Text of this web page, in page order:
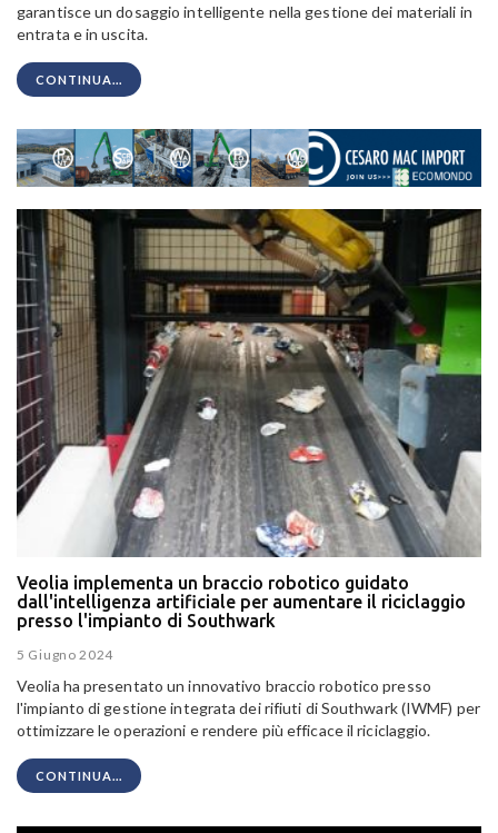
garantisce un dosaggio intelligente nella gestione dei materiali in
entrata e in uscita.
CONTINUA...
Veolia implementa un braccio robotico guidato
dall'intelligenza artificiale per aumentare il riciclaggio
presso l'impianto di Southwark
5 Giugno 2024
Veolia ha presentato un innovativo braccio robotico presso
l'impianto di gestione integrata dei rifiuti di Southwark (IWMF) per
ottimizzare le operazioni e rendere più efficace il riciclaggio.
CONTINUA...